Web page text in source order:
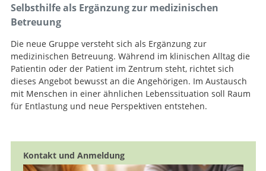
Selbsthilfe als Ergänzung zur medizinischen
Betreuung
Die neue Gruppe versteht sich als Ergänzung zur
medizinischen Betreuung. Während im klinischen Alltag die
Patientin oder der Patient im Zentrum steht, richtet sich
dieses Angebot bewusst an die Angehörigen. Im Austausch
mit Menschen in einer ähnlichen Lebenssituation soll Raum
für Entlastung und neue Perspektiven entstehen.
Kontakt und Anmeldung